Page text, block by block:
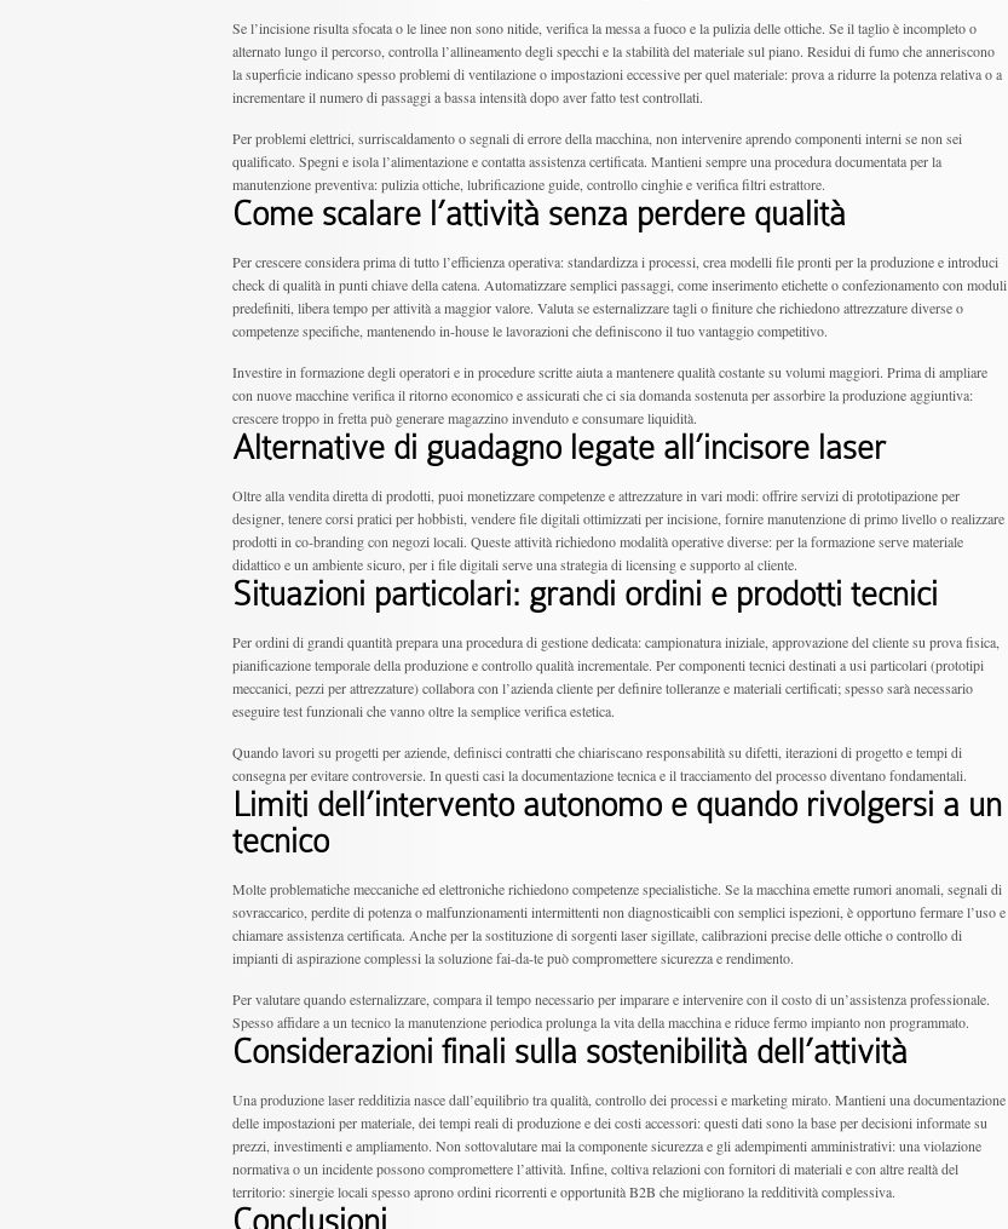
Se l’incisione risulta sfocata o le linee non sono nitide, verifica la messa a fuoco e la pulizia delle ottiche. Se il taglio è incompleto o
alternato lungo il percorso, controlla l’allineamento degli specchi e la stabilità del materiale sul piano. Residui di fumo che anneriscono
la superficie indicano spesso problemi di ventilazione o impostazioni eccessive per quel materiale: prova a ridurre la potenza relativa o a
incrementare il numero di passaggi a bassa intensità dopo aver fatto test controllati.
Per problemi elettrici, surriscaldamento o segnali di errore della macchina, non intervenire aprendo componenti interni se non sei
qualificato. Spegni e isola l’alimentazione e contatta assistenza certificata. Mantieni sempre una procedura documentata per la
manutenzione preventiva: pulizia ottiche, lubrificazione guide, controllo cinghie e verifica filtri estrattore.
Come scalare l’attività senza perdere qualità
Per crescere considera prima di tutto l’efficienza operativa: standardizza i processi, crea modelli file pronti per la produzione e introduci
check di qualità in punti chiave della catena. Automatizzare semplici passaggi, come inserimento etichette o confezionamento con moduli
predefiniti, libera tempo per attività a maggior valore. Valuta se esternalizzare tagli o finiture che richiedono attrezzature diverse o
competenze specifiche, mantenendo in-house le lavorazioni che definiscono il tuo vantaggio competitivo.
Investire in formazione degli operatori e in procedure scritte aiuta a mantenere qualità costante su volumi maggiori. Prima di ampliare
con nuove macchine verifica il ritorno economico e assicurati che ci sia domanda sostenuta per assorbire la produzione aggiuntiva:
crescere troppo in fretta può generare magazzino invenduto e consumare liquidità.
Alternative di guadagno legate all’incisore laser
Oltre alla vendita diretta di prodotti, puoi monetizzare competenze e attrezzature in vari modi: offrire servizi di prototipazione per
designer, tenere corsi pratici per hobbisti, vendere file digitali ottimizzati per incisione, fornire manutenzione di primo livello o realizzare
prodotti in co-branding con negozi locali. Queste attività richiedono modalità operative diverse: per la formazione serve materiale
didattico e un ambiente sicuro, per i file digitali serve una strategia di licensing e supporto al cliente.
Situazioni particolari: grandi ordini e prodotti tecnici
Per ordini di grandi quantità prepara una procedura di gestione dedicata: campionatura iniziale, approvazione del cliente su prova fisica,
pianificazione temporale della produzione e controllo qualità incrementale. Per componenti tecnici destinati a usi particolari (prototipi
meccanici, pezzi per attrezzature) collabora con l’azienda cliente per definire tolleranze e materiali certificati; spesso sarà necessario
eseguire test funzionali che vanno oltre la semplice verifica estetica.
Quando lavori su progetti per aziende, definisci contratti che chiariscano responsabilità su difetti, iterazioni di progetto e tempi di
consegna per evitare controversie. In questi casi la documentazione tecnica e il tracciamento del processo diventano fondamentali.
Limiti dell’intervento autonomo e quando rivolgersi a un
tecnico
Molte problematiche meccaniche ed elettroniche richiedono competenze specialistiche. Se la macchina emette rumori anomali, segnali di
sovraccarico, perdite di potenza o malfunzionamenti intermittenti non diagnosticaibli con semplici ispezioni, è opportuno fermare l’uso e
chiamare assistenza certificata. Anche per la sostituzione di sorgenti laser sigillate, calibrazioni precise delle ottiche o controllo di
impianti di aspirazione complessi la soluzione fai-da-te può compromettere sicurezza e rendimento.
Per valutare quando esternalizzare, compara il tempo necessario per imparare e intervenire con il costo di un’assistenza professionale.
Spesso affidare a un tecnico la manutenzione periodica prolunga la vita della macchina e riduce fermo impianto non programmato.
Considerazioni finali sulla sostenibilità dell’attività
Una produzione laser redditizia nasce dall’equilibrio tra qualità, controllo dei processi e marketing mirato. Mantieni una documentazione
delle impostazioni per materiale, dei tempi reali di produzione e dei costi accessori: questi dati sono la base per decisioni informate su
prezzi, investimenti e ampliamento. Non sottovalutare mai la componente sicurezza e gli adempimenti amministrativi: una violazione
normativa o un incidente possono compromettere l’attività. Infine, coltiva relazioni con fornitori di materiali e con altre realtà del
territorio: sinergie locali spesso aprono ordini ricorrenti e opportunità B2B che migliorano la redditività complessiva.
Conclusioni